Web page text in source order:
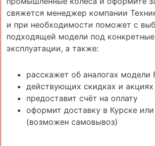
свяжется менеджер компании
и при необходимости поможет с
подходящей модели под
эксплуатации, а также:
расскажет об аналогах модели
действующих скидках и акциях
предоставит счёт на оплату
оформит доставку в Курске
(возможен самовывоз)